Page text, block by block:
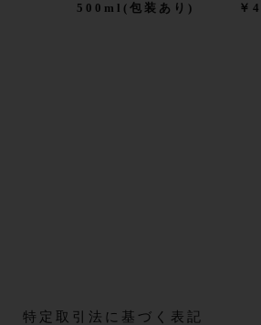
500ml(包装あり)
￥
特定取引法に基づく表記